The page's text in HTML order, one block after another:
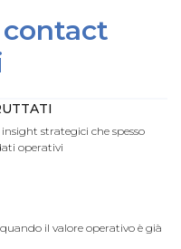
strategici che spesso
operativi
il valore operativo è già